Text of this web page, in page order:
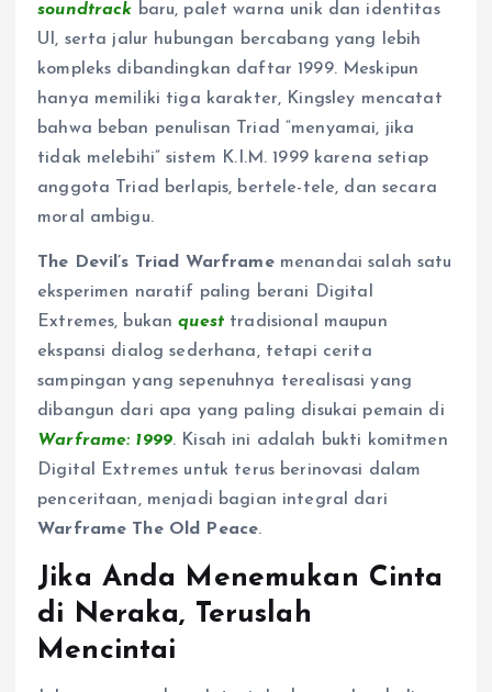
soundtrack baru, palet warna unik dan identitas
UI, serta jalur hubungan bercabang yang lebih
kompleks dibandingkan daftar 1999. Meskipun
hanya memiliki tiga karakter, Kingsley mencatat
bahwa beban penulisan Triad “menyamai, jika
tidak melebihi” sistem K.I.M. 1999 karena setiap
anggota Triad berlapis, bertele-tele, dan secara
moral ambigu.
The Devil’s Triad Warframemenandai salah satu
eksperimen naratif paling berani Digital
Extremes, bukanquest tradisional maupun
ekspansi dialog sederhana, tetapi cerita
sampingan yang sepenuhnya terealisasi yang
dibangun dari apa yang paling disukai pemain di
Warframe: 1999. Kisah ini adalah bukti komitmen
Digital Extremes untuk terus berinovasi dalam
penceritaan, menjadi bagian integral dari
Warframe The Old Peace.
Jika Anda Menemukan Cinta
di Neraka, Teruslah
Mencintai